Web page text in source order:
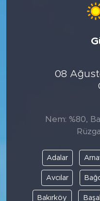
08
Nem: %80,
Adalar
Avcılar
Bakırköy
DİNİ
POLİTİKA
EKONOMİ
SPOR